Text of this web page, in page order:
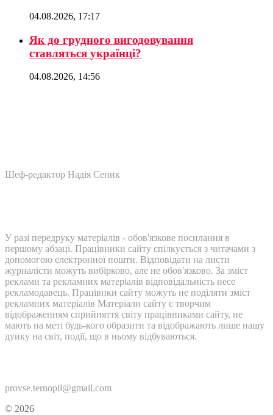
04.08.2026, 17:17
Як до грудного вигодовування
ставляться українці?
04.08.2026, 14:56
Шеф-редактор Надія Сеник
У разі передруку матеріалів - обов'язкове посилання в
першому абзаці. Працівники сайту спілкується з читачами з
допомогою електронної пошти. Відповідати на листи
журналісти можуть вибірково, але не обов'язково. За зміст
реклами та рекламних матеріалів відповідальність несе
рекламодавець. Працівнки сайту можуть не поділяти зміст
рекламних матеріалів Матеріали сайту є творчим
відображенням сприйняття світу працівниками сайту, не
мають на меті будь-кого образити та відображають лише нашу
дуику на світ, події, що в ньому відбуваються.
provse.ternopil@gmail.com
© 2026